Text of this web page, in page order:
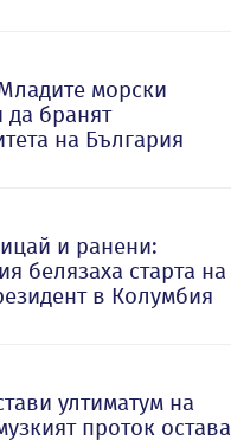
морски
бранят
на България
и ранени:
белязаха старта на
в Колумбия
ултиматум на
проток остава